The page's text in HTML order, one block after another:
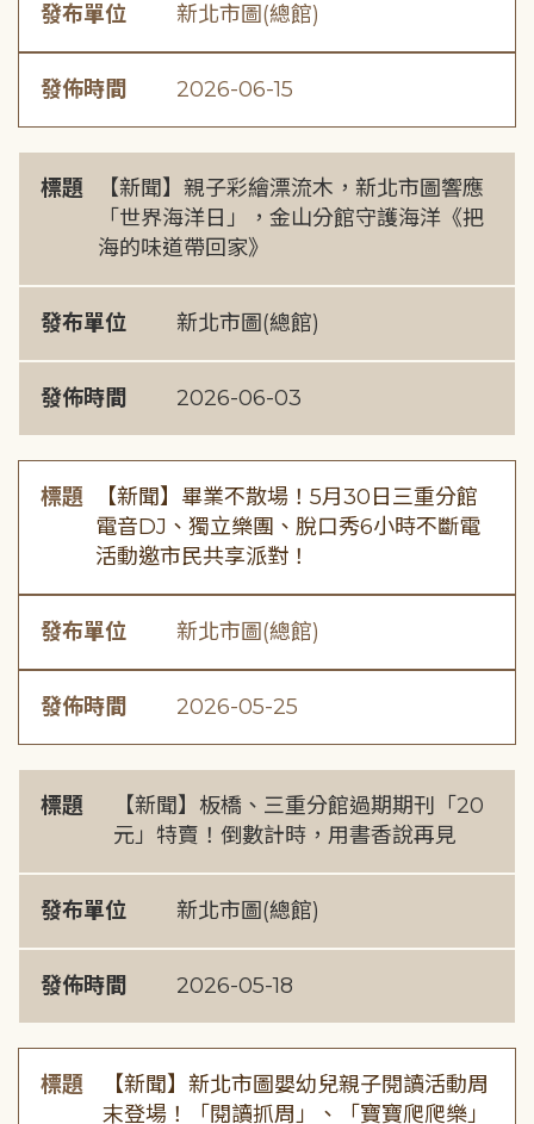
發布單位 新北市圖(總館)
發佈時間 2026-06-15
標題
【新聞】親子彩繪漂流木，新北市圖響應
「世界海洋日」，金山分館守護海洋《把
海的味道帶回家》
發布單位 新北市圖(總館)
發佈時間 2026-06-03
標題
【新聞】畢業不散場！5月30日三重分館
電音DJ、獨立樂團、脫口秀6小時不斷電
活動邀市民共享派對！
發布單位 新北市圖(總館)
發佈時間 2026-05-25
標題
【新聞】板橋、三重分館過期期刊「20
元」特賣！倒數計時，用書香說再見
發布單位 新北市圖(總館)
發佈時間 2026-05-18
標題
【新聞】新北市圖嬰幼兒親子閱讀活動周
末登場！「閱讀抓周」、「寶寶爬爬樂」